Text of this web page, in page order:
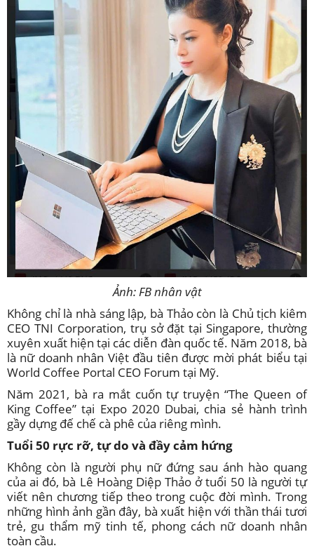
Ảnh: FB nhân vật
Không chỉ là nhà sáng lập, bà Thảo còn là Chủ tịch kiêm
CEO TNI Corporation, trụ sở đặt tại Singapore, thường
xuyên xuất hiện tại các diễn đàn quốc tế. Năm 2018, bà
là nữ doanh nhân Việt đầu tiên được mời phát biểu tại
World Coffee Portal CEO Forum tại Mỹ.
Năm 2021, bà ra mắt cuốn tự truyện “The Queen of
King Coffee” tại Expo 2020 Dubai, chia sẻ hành trình
gầy dựng đế chế cà phê của riêng mình.
Tuổi 50 rực rỡ, tự do và đầy cảm hứng
Không còn là người phụ nữ đứng sau ánh hào quang
của ai đó, bà Lê Hoàng Diệp Thảo ở tuổi 50 là người tự
viết nên chương tiếp theo trong cuộc đời mình. Trong
những hình ảnh gần đây, bà xuất hiện với thần thái tươi
trẻ, gu thẩm mỹ tinh tế, phong cách nữ doanh nhân
toàn cầu.